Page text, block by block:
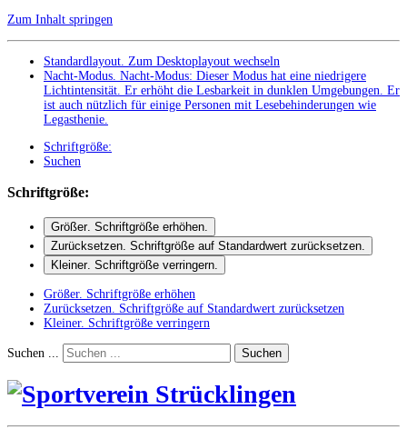
Zum Inhalt springen
Standardlayout. Zum Desktoplayout wechseln
Nacht-Modus. Nacht-Modus: Dieser Modus hat eine niedrigere
Lichtintensität. Er erhöht die Lesbarkeit in dunklen Umgebungen. Er
ist auch nützlich für einige Personen mit Lesebehinderungen wie
Legasthenie.
Schriftgröße:
Suchen
Schriftgröße:
Größer. Schriftgröße erhöhen.
Zurücksetzen . Schriftgröße auf Standardwert zurücksetzen.
Kleiner. Schriftgröße verringern.
Größer. Schriftgröße erhöhen
Zurücksetzen . Schriftgröße auf Standardwert zurücksetzen
Kleiner. Schriftgröße verringern
Suchen ... Suchen